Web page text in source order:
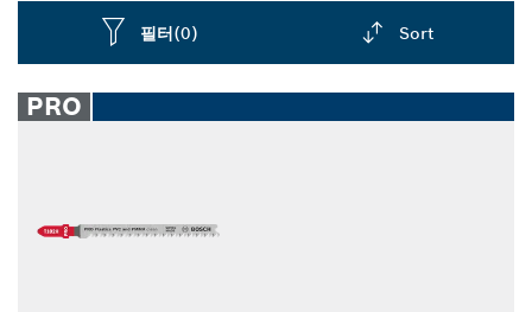
절단할 수 있습니다. 당사의 직쏘날은 플라스틱, 금속, 목재
및 라미네이트를 절단할 수 있습니다. 다양한 종류의 긴 직
시오.
필터(0) Sort
closed
PRO